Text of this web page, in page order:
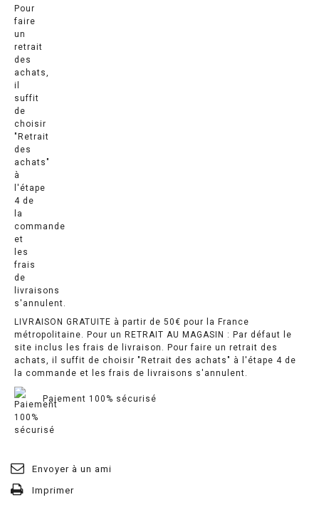
LIVRAISON GRATUITE à partir de 50€ pour la France
métropolitaine. Pour un RETRAIT AU MAGASIN : Par défaut le
site inclus les frais de livraison. Pour faire un retrait des
achats, il suffit de choisir "Retrait des achats" à l'étape 4 de
la commande et les frais de livraisons s'annulent.
Paiement 100% sécurisé
Envoyer à un ami
Imprimer